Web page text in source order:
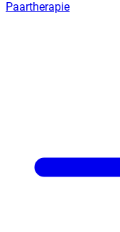
Paartherapie